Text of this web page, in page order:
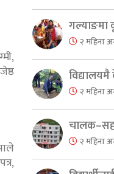
गल्याङमा
२ महिना
विद्यालयमै
२ महिना
२ महिना